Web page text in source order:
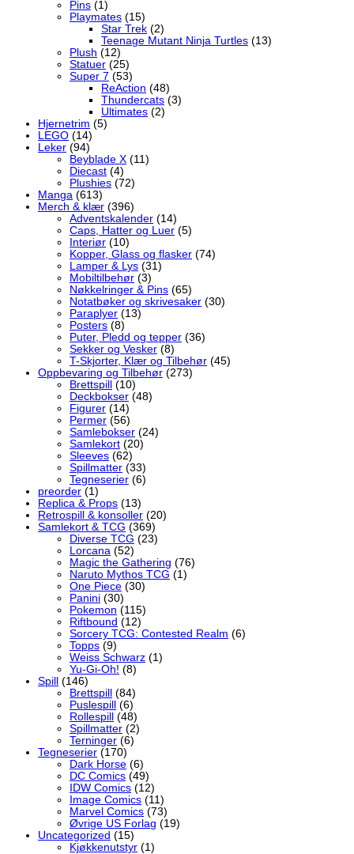
Pins (1)
Playmates (15)
Star Trek (2)
Teenage Mutant Ninja Turtles (13)
Plush (12)
Statuer (25)
Super 7 (53)
ReAction (48)
Thundercats (3)
Ultimates (2)
Hjernetrim (5)
LEGO (14)
Leker (94)
Beyblade X (11)
Diecast (4)
Plushies (72)
Manga (613)
Merch & klær (396)
Adventskalender (14)
Caps, Hatter og Luer (5)
Interiør (10)
Kopper, Glass og flasker (74)
Lamper & Lys (31)
Mobiltilbehør (3)
Nøkkelringer & Pins (65)
Notatbøker og skrivesaker (30)
Paraplyer (13)
Posters (8)
Puter, Pledd og tepper (36)
Sekker og Vesker (8)
T-Skjorter, Klær og Tilbehør (45)
Oppbevaring og Tilbehør (273)
Brettspill (10)
Deckbokser (48)
Figurer (14)
Permer (56)
Samlebokser (24)
Samlekort (20)
Sleeves (62)
Spillmatter (33)
Tegneserier (6)
preorder (1)
Replica & Props (13)
Retrospill & konsoller (20)
Samlekort & TCG (369)
Diverse TCG (23)
Lorcana (52)
Magic the Gathering (76)
Naruto Mythos TCG (1)
One Piece (30)
Panini (30)
Pokemon (115)
Riftbound (12)
Sorcery TCG: Contested Realm (6)
Topps (9)
Weiss Schwarz (1)
Yu-Gi-Oh! (8)
Spill (146)
Brettspill (84)
Puslespill (6)
Rollespill (48)
Spillmatter (2)
Terninger (6)
Tegneserier (170)
Dark Horse (6)
DC Comics (49)
IDW Comics (12)
Image Comics (11)
Marvel Comics (73)
Øvrige US Forlag (19)
Uncategorized (15)
Kjøkkenutstyr (1)